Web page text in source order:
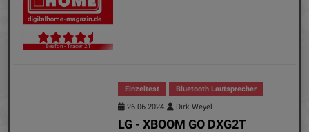
Beafon - Tracer 2T
Einzeltest
Bluetooth Lautsprecher
26.06.2024
Dirk Weyel
LG - XBOOM GO DXG2T